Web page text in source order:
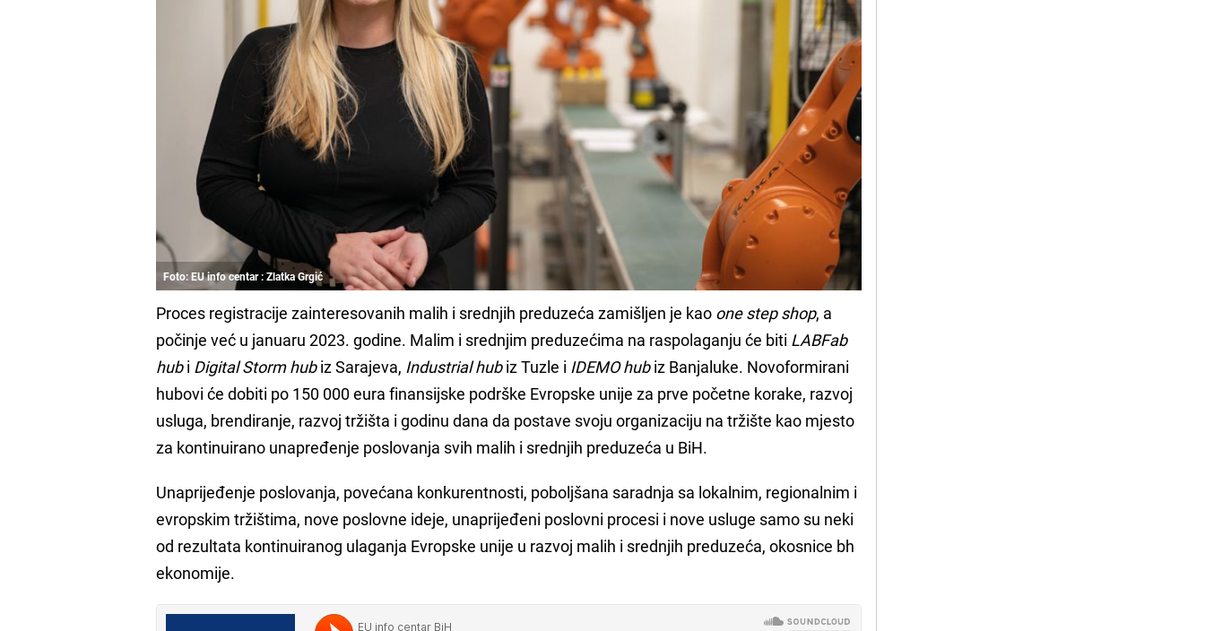
Foto: EU info centar : Zlatka Grgić
Proces registracije zainteresovanih malih i srednjih preduzeća zamišljen je kao one step shop, a
počinje već u januaru 2023. godine. Malim i srednjim preduzećima na raspolaganju će biti LABFab
hubi Digital Storm hubiz Sarajeva, Industrial hubiz Tuzle i IDEMO hubiz Banjaluke. Novoformirani
hubovi će dobiti po 150 000 eura finansijske podrške Evropske unije za prve početne korake, razvoj
usluga, brendiranje, razvoj tržišta i godinu dana da postave svoju organizaciju na tržište kao mjesto
za kontinuirano unapređenje poslovanja svih malih i srednjih preduzeća u BiH.
Unaprijeđenje poslovanja, povećana konkurentnosti, poboljšana saradnja sa lokalnim, regionalnim i
evropskim tržištima, nove poslovne ideje, unaprijeđeni poslovni procesi i nove usluge samo su neki
od rezultata kontinuiranog ulaganja Evropske unije u razvoj malih i srednjih preduzeća, okosnice bh
ekonomije.